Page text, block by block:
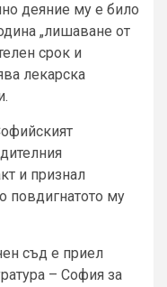
деяние му е било
„лишаване от
срок и
лекарска
и признал
повдигнатото му
съд е приел
– София за